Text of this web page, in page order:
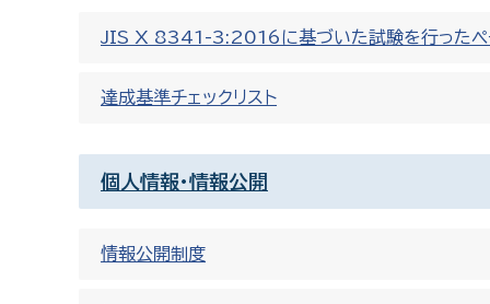
JIS X 8341-3:2016に基づいた試験を行ったペ
達成基準チェックリスト
個人情報・情報公開
情報公開制度